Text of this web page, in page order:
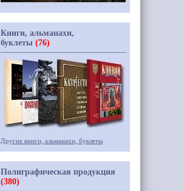
Книги, альманахи,
буклеты (76)
Другие книги, альманахи, буклеты
Полиграфическая продукция
(380)